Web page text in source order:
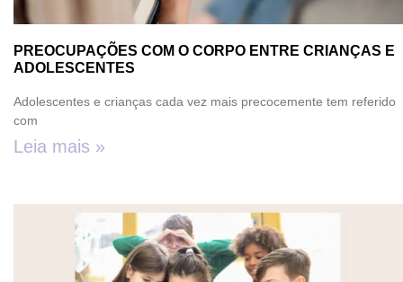
PREOCUPAÇÕES COM O CORPO ENTRE CRIANÇAS E
ADOLESCENTES
Adolescentes e crianças cada vez mais precocemente tem referido
com
Leia mais »